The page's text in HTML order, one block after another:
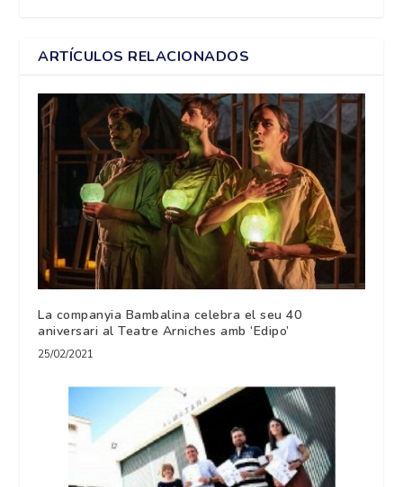
ARTÍCULOS RELACIONADOS
La companyia Bambalina celebra el seu 40
aniversari al Teatre Arniches amb ‘Edipo’
25/02/2021